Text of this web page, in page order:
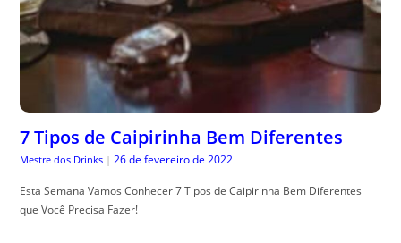
7 Tipos de Caipirinha Bem Diferentes
Mestre dos Drinks | 26 de fevereiro de 2022
Esta Semana Vamos Conhecer 7 Tipos de Caipirinha Bem Diferentes
que Você Precisa Fazer!